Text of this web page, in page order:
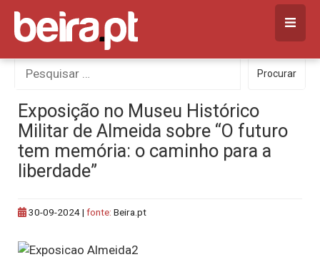
Skip
content
Procurar
por:
Procurar
Exposição no Museu Histórico
Militar de Almeida sobre “O futuro
tem memória: o caminho para a
liberdade”
30-09-2024| fonte: Beira.pt